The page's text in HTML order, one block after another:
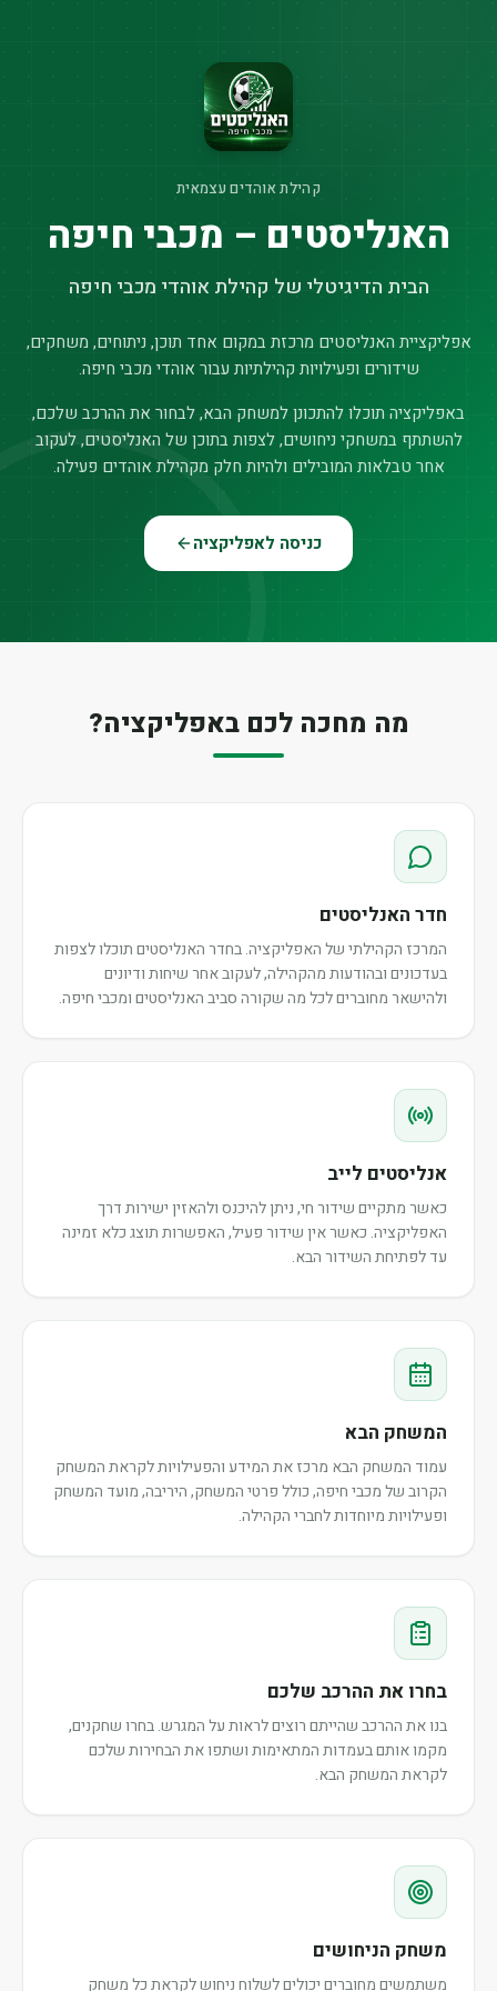
קהילת אוהדים עצמאית
האנליסטים – מכבי חיפה
הבית הדיגיטלי של קהילת אוהדי מכבי חיפה
אפליקציית האנליסטים מרכזת במקום אחד תוכן, ניתוחים, משחקים,
שידורים ופעילויות קהילתיות עבור אוהדי מכבי חיפה.
באפליקציה תוכלו להתכונן למשחק הבא, לבחור את ההרכב שלכם,
להשתתף במשחקי ניחושים, לצפות בתוכן של האנליסטים, לעקוב
אחר טבלאות המובילים ולהיות חלק מקהילת אוהדים פעילה.
כניסה לאפליקציה
מה מחכה לכם באפליקציה?
חדר האנליסטים
המרכז הקהילתי של האפליקציה. בחדר האנליסטים תוכלו לצפות
בעדכונים ובהודעות מהקהילה, לעקוב אחר שיחות ודיונים
ולהישאר מחוברים לכל מה שקורה סביב האנליסטים ומכבי חיפה.
אנליסטים לייב
כאשר מתקיים שידור חי, ניתן להיכנס ולהאזין ישירות דרך
האפליקציה. כאשר אין שידור פעיל, האפשרות תוצג כלא זמינה
עד לפתיחת השידור הבא.
המשחק הבא
עמוד המשחק הבא מרכז את המידע והפעילויות לקראת המשחק
הקרוב של מכבי חיפה, כולל פרטי המשחק, היריבה, מועד המשחק
ופעילויות מיוחדות לחברי הקהילה.
בחרו את ההרכב שלכם
בנו את ההרכב שהייתם רוצים לראות על המגרש. בחרו שחקנים,
מקמו אותם בעמדות המתאימות ושתפו את הבחירות שלכם
לקראת המשחק הבא.
משחק הניחושים
משתמשים מחוברים יכולים לשלוח ניחוש לקראת כל משחק